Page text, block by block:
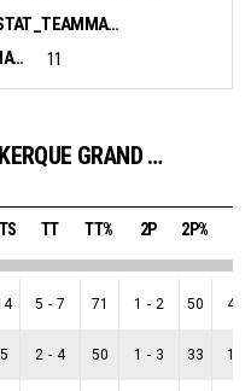
STAT_TEAMMATCH_BASKETBALL_sBiggestLead_NAME:
STAT_TEAMMATCH_BASKETBALL_sBiggestScoringRun_NAME:
11
BCM GRAVELINES DUNKERQUE GRAND LITTORAL
TT TT% 2P 2P%
5 - 7 71 1 - 2 50 4
5 2 - 4 50 1 - 3 33 1